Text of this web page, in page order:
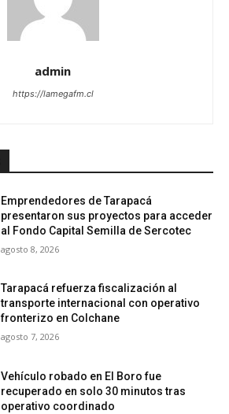
admin
https://lamegafm.cl
Emprendedores de Tarapacá
presentaron sus proyectos para acceder
al Fondo Capital Semilla de Sercotec
agosto 8, 2026
Tarapacá refuerza fiscalización al
transporte internacional con operativo
fronterizo en Colchane
agosto 7, 2026
Vehículo robado en El Boro fue
recuperado en solo 30 minutos tras
operativo coordinado